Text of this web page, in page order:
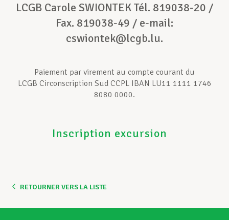
LCGB Carole SWIONTEK Tél. 819038-20 /
Fax. 819038-49 / e-mail:
cswiontek@lcgb.lu.
Paiement par virement au compte courant du
LCGB Circonscription Sud CCPL IBAN LU11 1111 1746
8080 0000.
Inscription excursion
RETOURNER VERS LA LISTE